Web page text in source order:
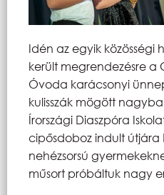
Idén az egyik közösségi
került megrendezésre a
Óvoda karácsonyi
kulisszák mögött
Írországi Diaszpóra
cipősdoboz indult
nehézsorsú
műsort próbáltuk nagy